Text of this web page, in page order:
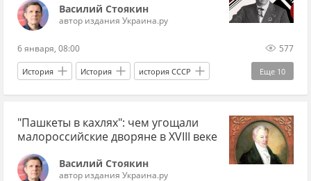
Владимир Путин Украина.ру
Юлия Тимошенко
Кирилл Буданов*
Василий Стоякин
автор издания Украина.ру
6 января, 08:00 577
Еще 10
История История история СССР
Российская империя Россия Бердянск
Европа Ленин Валентин Серов
Советская власть художник
музей
"Пашкеты в кахлях": чем угощали
малороссийские дворяне в XVIII веке
Василий Стоякин
автор издания Украина.ру